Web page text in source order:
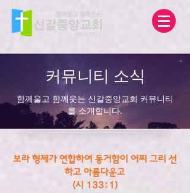
커뮤니티 소식
함께울고 함께웃는 신갈중앙교회 커뮤니티
를 소개합니다.
보라 형제가 연합하여 동거함이 어찌 그리 선
하고 아름다운고
(시 133:1)